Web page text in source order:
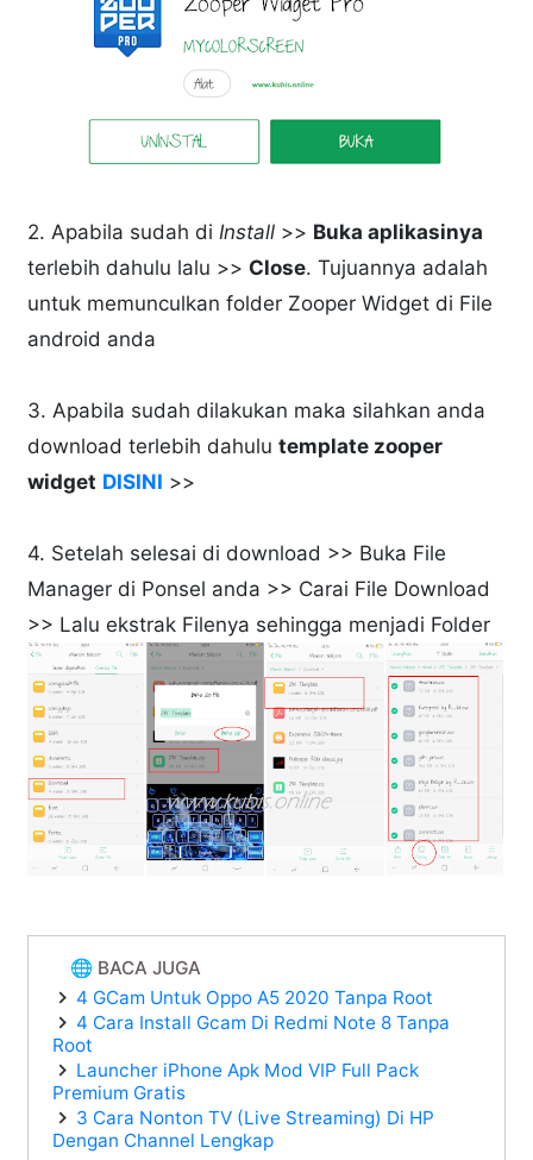
2. Apabila sudah di Install >> Buka aplikasinya
terlebih dahulu lalu >> Close. Tujuannya adalah
untuk memunculkan folder Zooper Widget di File
android anda
3. Apabila sudah dilakukan maka silahkan anda
download terlebih dahulutemplate zooper
widget DISINI >>
4. Setelah selesai di download >> Buka File
Manager di Ponsel anda >> Carai File Download
>> Lalu ekstrak Filenya sehingga menjadi Folder
🌐 BACA JUGA
4 GCam Untuk Oppo A5 2020 Tanpa Root
4 Cara Install Gcam Di Redmi Note 8 Tanpa
Root
Launcher iPhone Apk Mod VIP Full Pack
Premium Gratis
3 Cara Nonton TV (Live Streaming) Di HP
Dengan Channel Lengkap